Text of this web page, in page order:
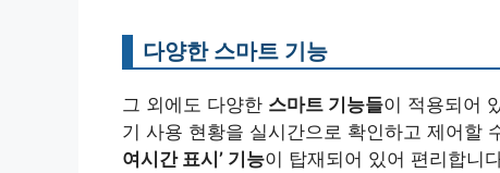
다양한 스마트 기능
그 외에도 다양한 스마트 기능들이 적용되어
기 사용 현황을 실시간으로 확인하고 제어할
여시간 표시’ 기능이 탑재되어 있어 편리합니